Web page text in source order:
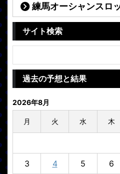
練馬オーシャンスロ
サイト検索
過去の予想と結果
2026年8月
月 火 水 木
3 4 5 6